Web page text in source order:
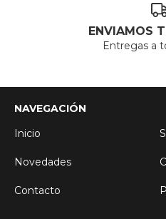
ENVIAMOS
Entregas a
NAVEGACIÓN
Inicio
Novedades
Contacto